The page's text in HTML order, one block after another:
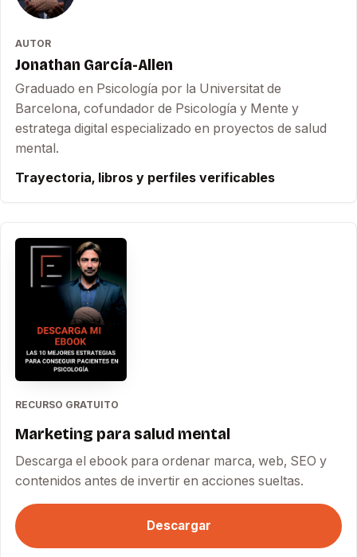
AUTOR
Jonathan García-Allen
Graduado en Psicología por la Universitat de
Barcelona, cofundador de Psicología y Mente y
estratega digital especializado en proyectos de salud
mental.
Trayectoria, libros y perfiles verificables
RECURSO GRATUITO
Marketing para salud mental
Descarga el ebook para ordenar marca, web, SEO y
contenidos antes de invertir en acciones sueltas.
Descargar